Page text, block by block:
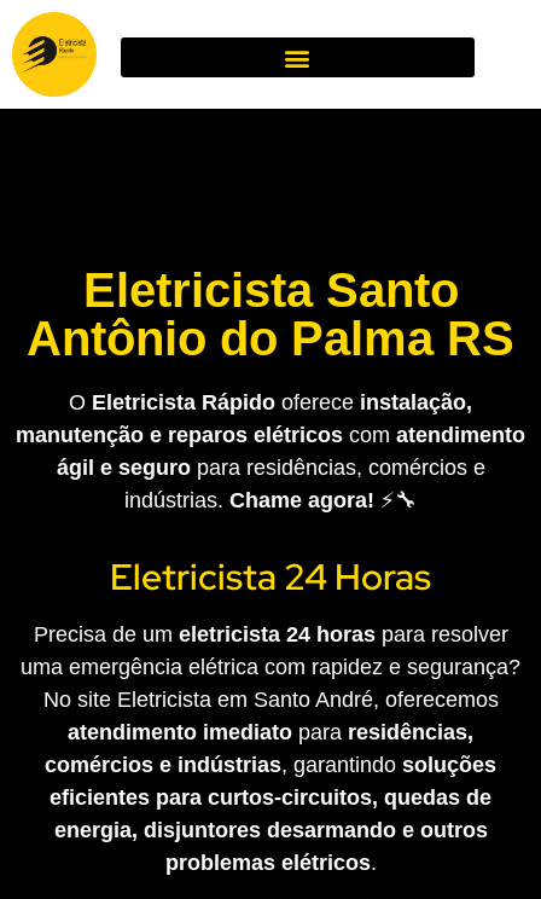
Eletricista Santo
Antônio do Palma RS
O Eletricista Rápido oferece instalação,
manutenção e reparos elétricos com atendimento
ágil e seguropara residências, comércios e
indústrias. Chame agora! ⚡🔧
Eletricista 24 Horas
Precisa de um eletricista 24 horaspara resolver
uma emergência elétrica com rapidez e segurança?
No site Eletricista em Santo André, oferecemos
atendimento imediato para residências,
comércios e indústrias, garantindo soluções
eficientes para curtos-circuitos, quedas de
energia, disjuntores desarmando e outros
problemas elétricos.